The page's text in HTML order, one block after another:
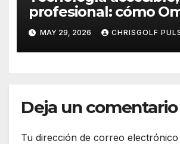
profesional: cómo
está transformando
entrenamiento del
moderno
MAY 29, 2026 CHRISGOLF
Deja un comentario
Tu dirección de correo